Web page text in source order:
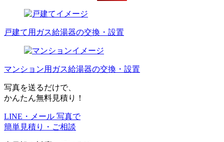
戸建て用ガス給湯器の交換・設置
マンション用ガス給湯器の交換・設置
写真を送るだけで、
かんたん無料見積り！
LINE・メール 写真で
簡単見積り・ご相談